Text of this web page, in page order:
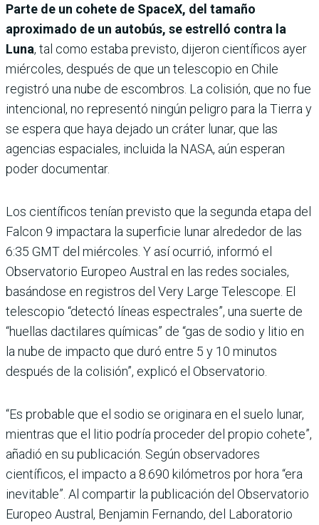
Parte de un cohete de SpaceX, del tamaño
aproximado de un autobús, se estrelló contra la
Luna, tal como estaba previsto, dijeron científicos ayer
miércoles, después de que un telescopio en Chile
registró una nube de escombros. La colisión, que no fue
intencional, no representó ningún peligro para la Tierra y
se espera que haya dejado un cráter lunar, que las
agencias espaciales, incluida la NASA, aún esperan
poder documentar.
Los científicos tenían previsto que la segunda etapa del
Falcon 9 impactara la superficie lunar alrededor de las
6:35 GMT del miércoles. Y así ocurrió, informó el
Observatorio Europeo Austral en las redes sociales,
basándose en registros del Very Large Telescope. El
telescopio “detectó líneas espectrales”, una suerte de
“huellas dactilares químicas” de “gas de sodio y litio en
la nube de impacto que duró entre 5 y 10 minutos
después de la colisión”, explicó el Observatorio.
“Es probable que el sodio se originara en el suelo lunar,
mientras que el litio podría proceder del propio cohete”,
añadió en su publicación. Según observadores
científicos, el impacto a 8.690 kilómetros por hora “era
inevitable”. Al compartir la publicación del Observatorio
Europeo Austral, Benjamin Fernando, del Laboratorio